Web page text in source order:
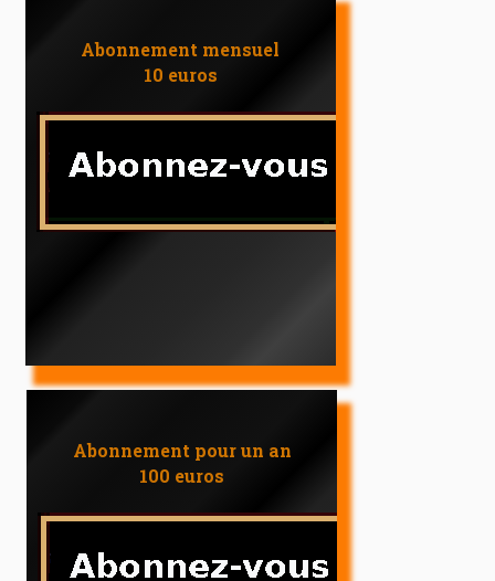
Abonnement mensuel
10 euros
Abonnement pour un an
100 euros